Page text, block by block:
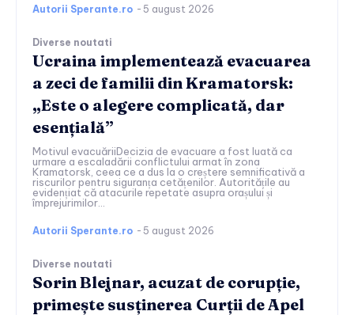
Autorii Sperante.ro - 5 august 2026
Diverse noutati
Ucraina implementează evacuarea
a zeci de familii din Kramatorsk:
„Este o alegere complicată, dar
esențială”
Motivul evacuăriiDecizia de evacuare a fost luată ca
urmare a escaladării conflictului armat în zona
Kramatorsk, ceea ce a dus la o creștere semnificativă a
riscurilor pentru siguranța cetățenilor. Autoritățile au
evidențiat că atacurile repetate asupra orașului și
împrejurimilor...
Autorii Sperante.ro - 5 august 2026
Diverse noutati
Sorin Blejnar, acuzat de corupție,
primește susținerea Curții de Apel